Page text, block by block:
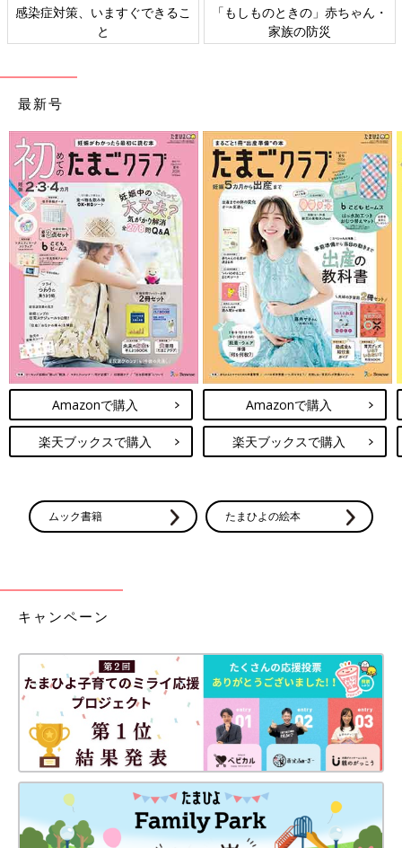
るこ
「もしものときの」赤ちゃん・
日本外来小児科学会リー
ト検討会
最新号
Amazonで購入
楽天ブックスで購入
Amazonで購入
楽天ブックスで購入
ムック書籍 たまひよの絵本
キャンペーン